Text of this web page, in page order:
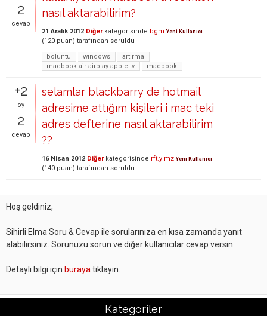
2
cevap
nasıl aktarabilirim?
21 Aralık 2012 Diğerkategorisinde bgm Yeni Kullanıcı
(120 puan) tarafından soruldu
bölüntü
windows
artırma
macbook-air-airplay-apple-tv
macbook
+2
oy
2
cevap
selamlar blackbarry de hotmail
adresime attığım kişileri i mac teki
adres defterine nasıl aktarabilirim
??
16 Nisan 2012 Diğerkategorisinde rft.ylmz Yeni Kullanıcı
(140 puan) tarafından soruldu
Hoş geldiniz,
Sihirli Elma Soru & Cevap ile sorularınıza en kısa zamanda yanıt
alabilirsiniz. Sorunuzu sorun ve diğer kullanıcılar cevap versin.
Detaylı bilgi için buraya tıklayın.
Kategoriler